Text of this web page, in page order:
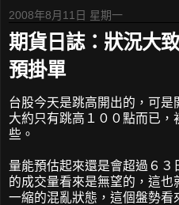
2008年8月11日 星期一
期貨日誌：狀況大
預掛單
台股今天是跳高開出的，可是
大約只有跳高１００點而已
些。
量能預估起來還是會超過６
的成交量看來是無望的，這
一縮的混亂狀態，這個盤勢